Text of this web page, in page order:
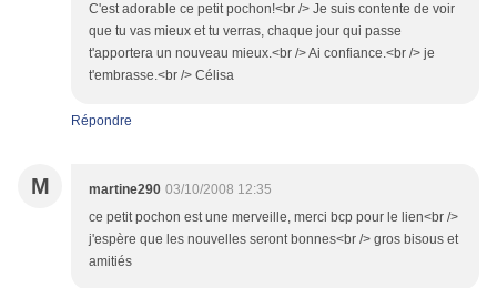
C'est adorable ce petit pochon!<br /> Je suis contente de voir
que tu vas mieux et tu verras, chaque jour qui passe
t'apportera un nouveau mieux.<br /> Ai confiance.<br /> je
t'embrasse.<br /> Célisa
Répondre
M martine290 03/10/2008 12:35
ce petit pochon est une merveille, merci bcp pour le lien<br />
j'espère que les nouvelles seront bonnes<br /> gros bisous et
amitiés